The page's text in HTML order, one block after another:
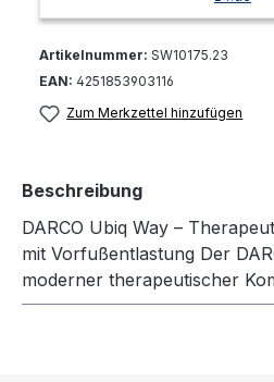
Artikelnummer: SW10175.23
EAN: 4251853903116
Zum Merkzettel hinzufügen
Beschreibung
DARCO Ubiq Way –
mit Vorfußentlastung Der
moderner therapeutischer